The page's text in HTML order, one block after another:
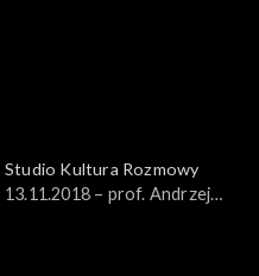
Studio Kultura Rozmowy
13.11.2018 – prof. Andrzej